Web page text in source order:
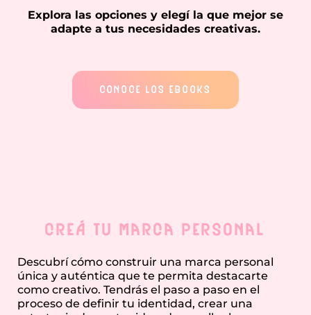
Explora las opciones y elegí la que mejor se
adapte a tus necesidades creativas.
CONOCE LOS EBOOKS
Creá tu marca personal
Descubrí cómo construir una marca personal
única y auténtica que te permita destacarte
como creativo. Tendrás el paso a paso en el
proceso de definir tu identidad, crear una